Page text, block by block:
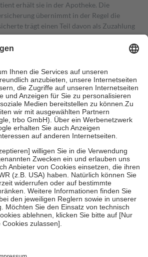
erhält sie in der Apotheke. Die
übernimmt in der Regel die
trägt einen Teil davon als Zuzahlung
Zuzahlungen in Höhe von zehn
Es sind jedoch nie mehr als die tatsächlichen
entrichten.
auch für Online-Apotheken.
Krankenpflege beträgt die
der Kosten sowie zehn Euro je
Versicherten für ihre eigene Gesundheit zu
Stellung der Familie zu unterstützen,
an bei:
bis zum vollendeten 18. Lebensjahr
und Früherkennung, die von der
dass es sich um echte Bewertungen